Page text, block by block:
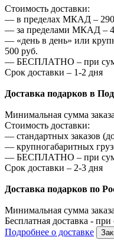
Стоимость доставки:
— в пределах МКАД – 290
— за пределами МКАД –
— «день в день» или
500 руб.
— БЕСПЛАТНО – при
Срок доставки – 1-2 дня
Доставка подарков в
Минимальная сумма
Стоимость доставки:
— стандартных заказов
— крупногабаритных
— БЕСПЛАТНО – при
Срок доставки – 2-3 дня
Доставка подарков по
Минимальная сумма
Бесплатная доставка - при
Подробнее о доставке